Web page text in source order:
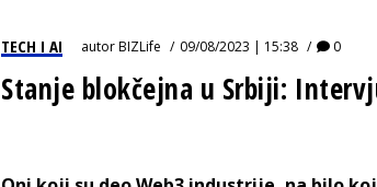
TECH I AI autorBIZLife 09/08/2023 | 15:38 0
Stanje blokčejna u Srbiji: